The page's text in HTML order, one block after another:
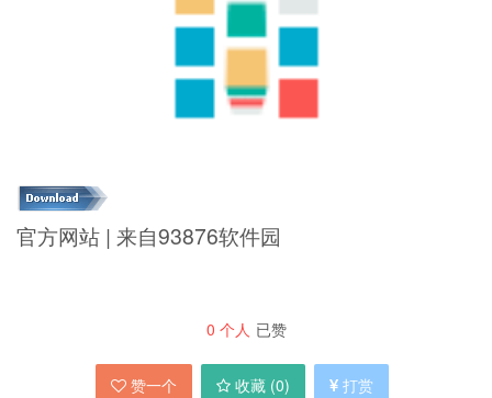
官方网站 | 来自93876软件园
0 个人 已赞
赞一个 收藏 (0) 打赏